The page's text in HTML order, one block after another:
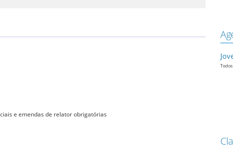
e emendas de relator obrigatórias